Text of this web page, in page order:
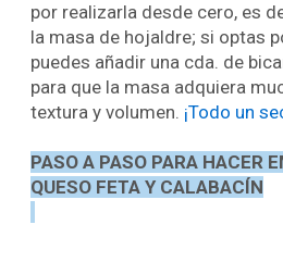
por realizarla desde cero, es
la masa de hojaldre; si optas
puedes añadir una cda. de
para que la masa adquiera
textura y volumen. ¡Todo un
PASO A PASO PARA HACER
QUESO FETA Y CALABACÍN